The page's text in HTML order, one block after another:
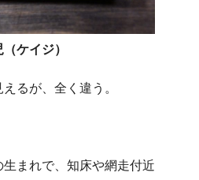
ケイジ）
るが、全く違う。
まれで、知床や網走付近